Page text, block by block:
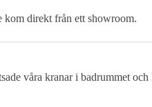
kom direkt från ett showroom.
våra kranar i badrummet